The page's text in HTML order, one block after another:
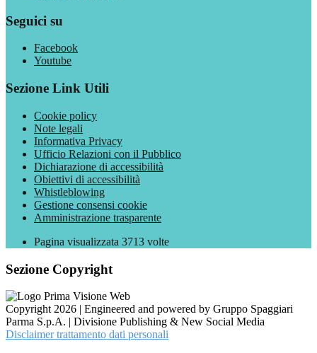
Seguici su
Facebook
Youtube
Sezione Link Utili
Cookie policy
Note legali
Informativa Privacy
Ufficio Relazioni con il Pubblico
Dichiarazione di accessibilità
Obiettivi di accessibilità
Whistleblowing
Gestione consensi cookie
Amministrazione trasparente
Pagina visualizzata 3713 volte
Sezione Copyright
Copyright 2026 | Engineered and powered by Gruppo Spaggiari
Parma S.p.A. | Divisione Publishing & New Social Media
Disclaimer trattamento dati personali